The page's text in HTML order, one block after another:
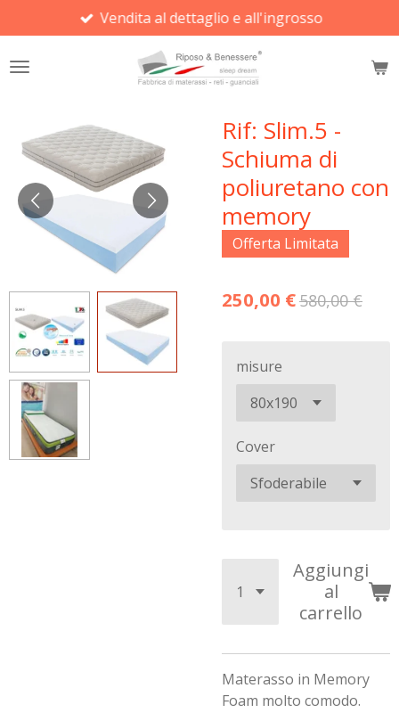
al
contenuto
Vendita al dettaglio e all'ingrosso
Rif: Slim.5 -
Schiuma di
poliuretano con
memory
Offerta Limitata
250,00 €580,00 €
misure
Cover
Aggiungi
al
carrello
Materasso in Memory
Foam molto comodo.